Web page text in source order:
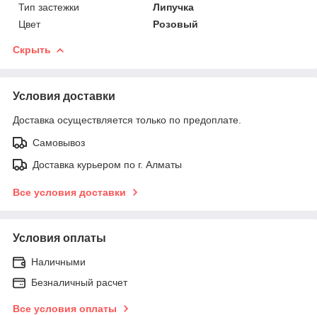
Тип застежки
Липучка
Цвет
Розовый
Скрыть
Условия доставки
Доставка осуществляется только по предоплате.
Самовывоз
Доставка курьером по г. Алматы
Все условия доставки
Условия оплаты
Наличными
Безналичный расчет
Все условия оплаты